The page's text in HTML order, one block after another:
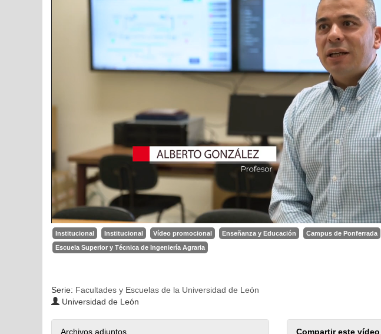
Institucional Institucional Vídeo promocional Enseñanza y Educación
Campus de Ponferrada
Escuela Superior y Técnica de Ingeniería Agraria
Serie: Facultades y Escuelas de la Universidad de León
Universidad de León
Archivos adjuntos Compartir este vídeo